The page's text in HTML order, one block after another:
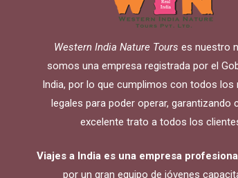
Western India Nature Tours es nuestro
somos una empresa registrada por el
India, por lo que cumplimos con todos los
legales para poder operar, garantizando
excelente trato a todos los
Viajes a India es una empresa
por un gran equipo de jóvenes